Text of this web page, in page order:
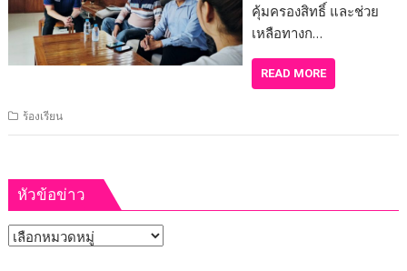
คุ้มครองสิทธิ์ และช่วย
เหลือทางก…
READ MORE
ร้องเรียน
หัวข้อข่าว
หัวข้อ